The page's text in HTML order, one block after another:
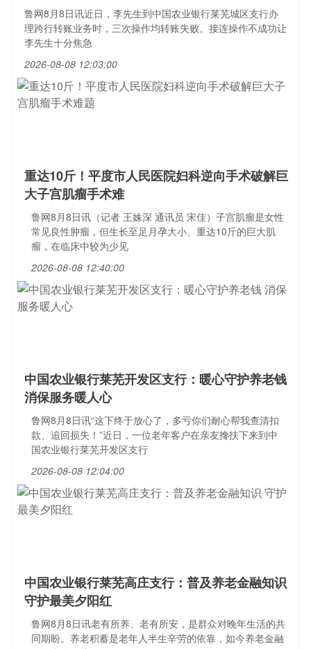
鲁网8月8日讯近日，李先生到中国农业银行莱芜城区支行办
理跨行转账业务时，三次操作均转账失败。接连操作不成功让
李先生十分焦急
2026-08-08 12:03:00
重达10斤！平度市人民医院妇科逆向手术破解巨
大子宫肌瘤手术难
鲁网8月8日讯（记者 王姝深 通讯员 宋佳）子宫肌瘤是女性
常见良性肿瘤，但生长至足月孕大小、重达10斤的巨大肌
瘤，在临床中较为少见
2026-08-08 12:40:00
中国农业银行莱芜开发区支行：暖心守护养老钱
消保服务暖人心
鲁网8月8日讯“这下终于放心了，多亏你们耐心帮我查清扣
款、追回损失！”近日，一位老年客户在亲友搀扶下来到中
国农业银行莱芜开发区支行
2026-08-08 12:04:00
中国农业银行莱芜高庄支行：普及养老金融知识
守护最美夕阳红
鲁网8月8日讯老有所养、老有所安，是群众对晚年生活的共
同期盼。养老积蓄是老年人半生辛劳的依靠，如今养老金融